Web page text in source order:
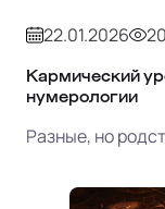
22.01.2026
Кармический
нумерологии
Разные, но